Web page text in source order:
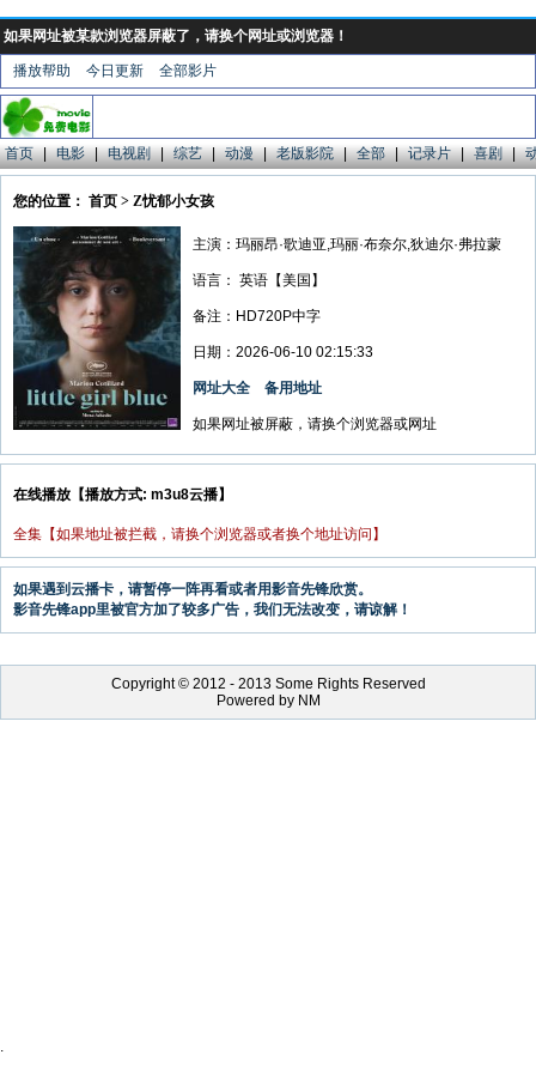
如果网址被某款浏览器屏蔽了，请换个网址或浏览器！
播放帮助 今日更新 全部影片
首页 | 电影 | 电视剧 | 综艺 | 动漫 | 老版影院 | 全部 | 记录片 | 喜剧 |
您的位置： 首页 > Z忧郁小女孩
主演：玛丽昂·歌迪亚,玛丽·布奈尔,狄迪尔·弗拉蒙
语言： 英语【美国】
备注：HD720P中字
日期：2026-06-10 02:15:33
网址大全 备用地址
如果网址被屏蔽，请换个浏览器或网址
在线播放【播放方式: m3u8云播】
全集【如果地址被拦截，请换个浏览器或者换个地址访问】
如果遇到云播卡，请暂停一阵再看或者用影音先锋欣赏。
影音先锋app里被官方加了较多广告，我们无法改变，请谅解！
Copyright © 2012 - 2013 Some Rights Reserved
Powered by NM
.